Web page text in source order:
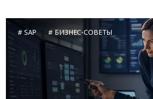
SAP БИЗНЕС-СОВЕТЫ